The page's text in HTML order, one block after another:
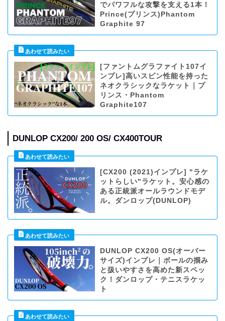
でパワフルな攻撃を支える1本！
Prince(プリンス)Phantom
Graphite 97
[ファントムグラファイト107イ
ンプレ]高いスピン性能を持った
ネオクラシックなラケット｜プ
リンス・Phantom
Graphite107
DUNLOP CX200/ 200 OS/ CX400TOUR
[CX200 (2021)インプレ] "ラケ
ットらしい"ラケット。安心感の
ある正統派オールラウンドモデ
ル。ダンロップ(DUNLOP)
DUNLOP CX200 OS(オーバー
サイズ)インプレ｜ボールの掴み
と扱いやすさを高めた新スペッ
ク！ダンロップ・テニスラケッ
ト